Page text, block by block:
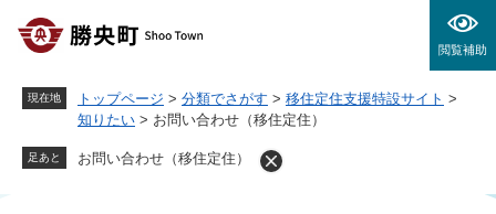
閲覧補助
現在地 トップページ > 分類でさがす > 移住定住支援特設サイト >
知りたい > お問い合わせ（移住定住）
足あと お問い合わせ（移住定住）